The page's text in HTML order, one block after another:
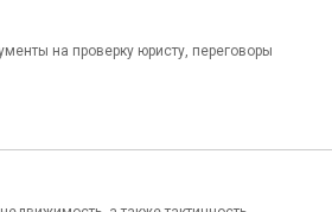
на проверку юристу, переговоры